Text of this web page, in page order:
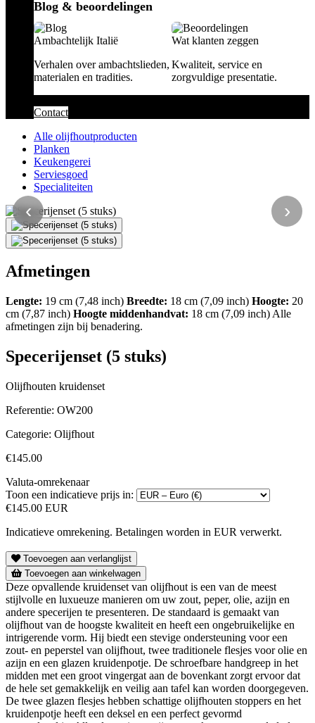
Blog & beoordelingen
Ambachtelijk Italië
Verhalen over ambachtslieden,
materialen en tradities.
Wat klanten zeggen
Kwaliteit, service en
zorgvuldige presentatie.
Contact
Alle olijfhoutproducten
Planken
Keukengerei
Serviesgoed
Specialiteiten
‹ ›
Afmetingen
Lengte: 19 cm (7,48 inch) Breedte: 18 cm (7,09 inch) Hoogte: 20
cm (7,87 inch) Hoogte middenhandvat: 18 cm (7,09 inch) Alle
afmetingen zijn bij benadering.
Specerijenset (5 stuks)
Olijfhouten kruidenset
Referentie: OW200
Categorie: Olijfhout
€145.00
Valuta-omrekenaar
Toon een indicatieve prijs in:
€145.00 EUR
Indicatieve omrekening. Betalingen worden in EUR verwerkt.
Toevoegen aan verlanglijst
Toevoegen aan winkelwagen
Deze opvallende kruidenset van olijfhout is een van de meest
stijlvolle en luxueuze manieren om uw zout, peper, olie, azijn en
andere specerijen te presenteren. De standaard is gemaakt van
olijfhout van de hoogste kwaliteit en heeft een ongebruikelijke en
intrigerende vorm. Hij biedt een stevige ondersteuning voor een
zout- en peperstel van olijfhout, twee traditionele flesjes voor olie en
azijn en een glazen kruidenpotje. De schroefbare handgreep in het
midden met een groot vingergat aan de bovenkant zorgt ervoor dat
de hele set gemakkelijk en veilig aan tafel kan worden doorgegeven.
De twee glazen flesjes hebben schattige olijfhouten stoppers en het
kruidenpotje heeft een deksel en een perfect gevormd